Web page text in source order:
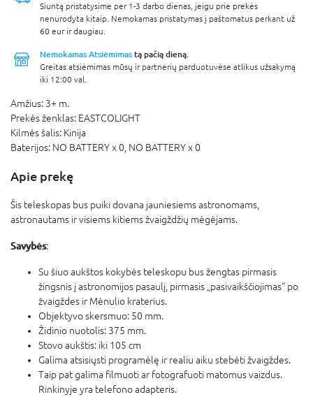
Siuntą pristatysime per 1-3 darbo dienas, jeigu prie prekės
nenurodyta kitaip. Nemokamas pristatymas į paštomatus perkant už
60 eur ir daugiau.
Nemokamas Atsiėmimas tą pačią dieną.
Greitas atsiėmimas mūsų ir partnerių parduotuvėse atlikus užsakymą
iki 12:00 val.
Amžius: 3+ m.
Prekės ženklas: EASTCOLIGHT
Kilmės šalis: Kinija
Baterijos: NO BATTERY x 0, NO BATTERY x 0
Apie prekę
Šis teleskopas bus puiki dovana jauniesiems astronomams,
astronautams ir visiems kitiems žvaigždžių mėgėjams.
Savybės:
Su šiuo aukštos kokybės teleskopu bus žengtas pirmasis
žingsnis į astronomijos pasaulį, pirmasis „pasivaikščiojimas“ po
žvaigždes ir Mėnulio kraterius.
Objektyvo skersmuo: 50 mm.
Židinio nuotolis: 375 mm.
Stovo aukštis: iki 105 cm
Galima atsisiųsti programėlę ir realiu aiku stebėti žvaigždes.
Taip pat galima filmuoti ar fotografuoti matomus vaizdus.
Rinkinyje yra telefono adapteris.